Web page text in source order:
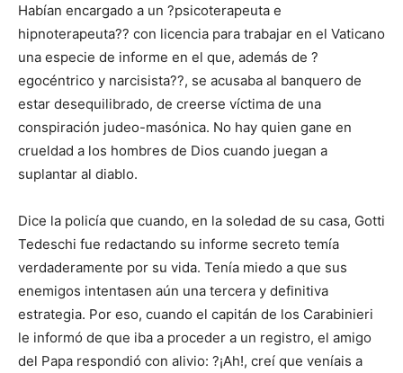
Habían encargado a un ?psicoterapeuta e
hipnoterapeuta?? con licencia para trabajar en el Vaticano
una especie de informe en el que, además de ?
egocéntrico y narcisista??, se acusaba al banquero de
estar desequilibrado, de creerse víctima de una
conspiración judeo-masónica. No hay quien gane en
crueldad a los hombres de Dios cuando juegan a
suplantar al diablo.
Dice la policía que cuando, en la soledad de su casa, Gotti
Tedeschi fue redactando su informe secreto temía
verdaderamente por su vida. Tenía miedo a que sus
enemigos intentasen aún una tercera y definitiva
estrategia. Por eso, cuando el capitán de los Carabinieri
le informó de que iba a proceder a un registro, el amigo
del Papa respondió con alivio: ?¡Ah!, creí que veníais a